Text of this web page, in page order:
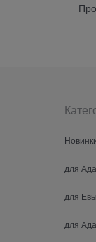
для
для Евы
для